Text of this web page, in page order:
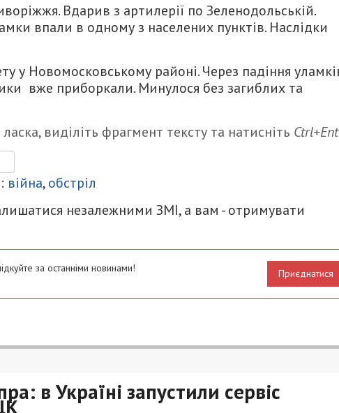
Вдарив з артилерії по Зеленодольській.
впали в одному з населених пунктів. Наслідки
у Новомосковському районі. Через падіння
вже приборкали. Минулося без загиблих та
виділіть фрагмент тексту та натисніть
війна,обстріл
незалежними ЗМІ, а вам - отримувати
за останніми новинами! Приєднатися
в Україні запустили сервіс